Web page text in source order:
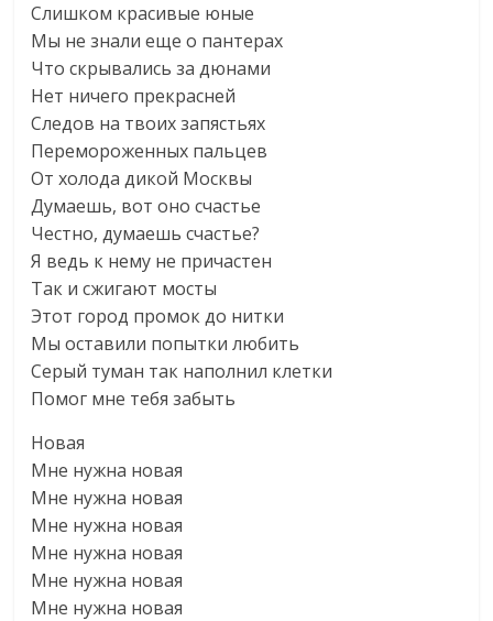
Слишком красивые юные
Мы не знали еще о пантерах
Что скрывались за дюнами
Нет ничего прекрасней
Следов на твоих запястьях
Перемороженных пальцев
От холода дикой Москвы
Думаешь, вот оно счастье
Честно, думаешь счастье?
Я ведь к нему не причастен
Так и сжигают мосты
Этот город промок до нитки
Мы оставили попытки любить
Серый туман так наполнил клетки
Помог мне тебя забыть
Новая
Мне нужна новая
Мне нужна новая
Мне нужна новая
Мне нужна новая
Мне нужна новая
Мне нужна новая